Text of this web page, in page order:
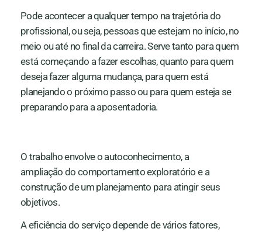
Pode acontecer a qualquer tempo na trajetória do
profissional, ou seja, pessoas que estejam no início, no
meio ou até no final da carreira. Serve tanto para quem
está começando a fazer escolhas, quanto para quem
deseja fazer alguma mudança, para quem está
planejando o próximo passo ou para quem esteja se
preparando para a aposentadoria.
O trabalho envolve o autoconhecimento, a
ampliação do comportamento exploratório e a
construção de um planejamento para atingir seus
objetivos.
A eficiência do serviço depende de vários fatores,